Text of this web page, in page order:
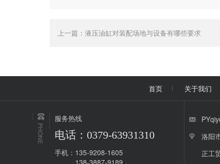
上一篇： 液压油缸对装配场地与设备有哪些要求
首页 关于我们
PHONE
服务热线
电话：0379-63931310
手机：135-9208-1605
138-3887-9189
洛阳
正工